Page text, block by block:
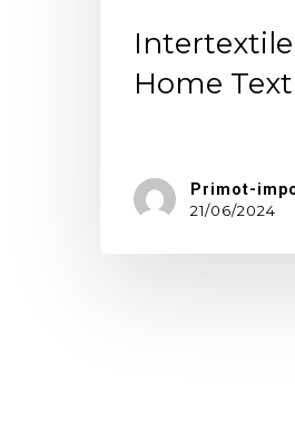
Home
Primot-
21/06/2024